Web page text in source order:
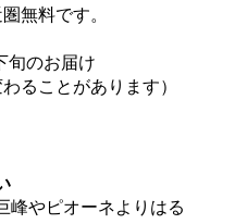
無料です。
旬のお届け
ることがあります）
峰やピオーネよりはる